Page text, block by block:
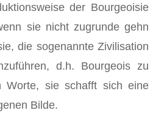
der Bourgeoisie
sie nicht zugrunde gehn
die sogenannte Zivilisation
d.h. Bourgeois zu
Worte, sie schafft sich eine
Bilde.